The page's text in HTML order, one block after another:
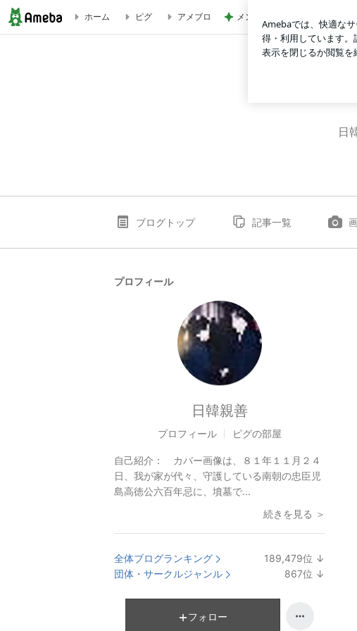
上毛新聞 96.6.2 人間関係の回復を | 日韓親善のブログ
ホーム ピグ アメブロ メンタルクリニックへ向かう朝
日
ブログトップ 記事一覧
プロフィール
日韓親善
プロフィール ピグの部屋
自己紹介：
カバー画像は、８１年１１月２４
日、我が家が代々、守護している南朝の忠臣児
島高徳公六百年忌に、墳墓で...
続きを見る ＞
全体ブログランキング 189,479位 ↓
団体・サークルジャンル 867位 ↓
フォロー